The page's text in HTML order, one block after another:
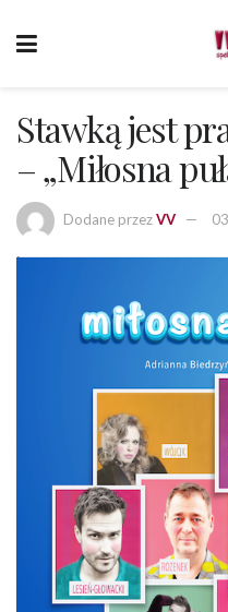
Stawką jest
– „Miłosna
Dodane przezVV